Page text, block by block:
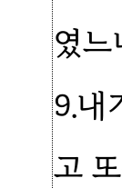
였느
9.내
고